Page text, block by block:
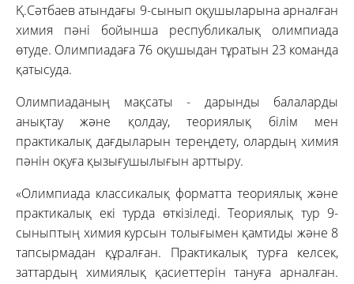
Қ.Сәтбаев атындағы 9-сынып оқушыларына арналған
химия пәні бойынша республикалық олимпиада
өтуде. Олимпиадаға 76 оқушыдан тұратын 23 команда
қатысуда.
Олимпиаданың мақсаты - дарынды балаларды
анықтау және қолдау, теориялық білім мен
практикалық дағдыларын тереңдету, олардың химия
пәнін оқуға қызығушылығын арттыру.
«Олимпиада классикалық форматта теориялық және
практикалық екі турда өткізіледі. Теориялық тур 9-
сыныптың химия курсын толығымен қамтиды және 8
тапсырмадан құралған. Практикалық турға келсек,
заттардың химиялық қасиеттерін тануға арналған.